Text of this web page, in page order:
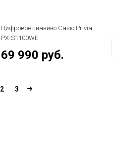
Цифровое пианино Beisite S-198
Pro Lite WH
37 490 руб.
2 3